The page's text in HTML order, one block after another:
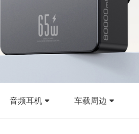
音频耳机 车载周边